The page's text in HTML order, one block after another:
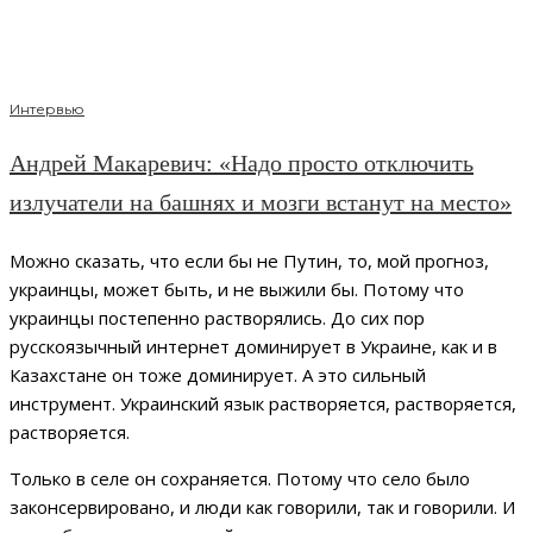
Интервью
Андрей Макаревич: «Надо просто отключить
излучатели на башнях и мозги встанут на место»
Можно сказать, что если бы не Путин, то, мой прогноз,
украинцы, может быть, и не выжили бы. Потому что
украинцы постепенно растворялись. До сих пор
русскоязычный интернет доминирует в Украине, как и в
Казахстане он тоже доминирует. А это сильный
инструмент. Украинский язык растворяется, растворяется,
растворяется.
Только в селе он сохраняется. Потому что село было
законсервировано, и люди как говорили, так и говорили. И